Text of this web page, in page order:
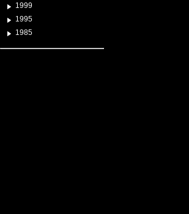
1999
1995
1985